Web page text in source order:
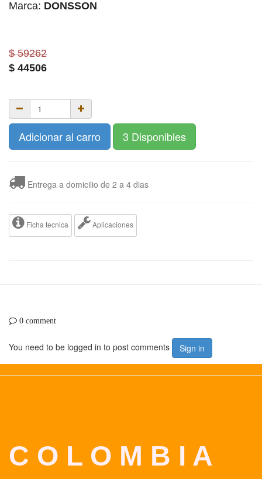
Marca: DONSSON
$ 59262
$ 44506
Adicionar al carro 3 Disponibles
Entrega a domicilio de 2 a 4 dias
Ficha tecnica Aplicaciones
0 comment
You need to be logged in to post comments Sign in
C O L O M B I A